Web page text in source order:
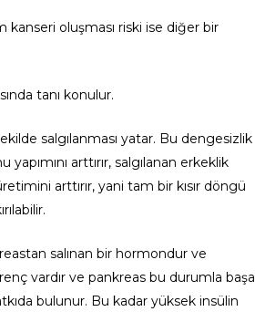
kanseri oluşması riski ise diğer bir
tanı konulur.
salgılanması yatar. Bu dengesizlik
arttırır, salgılanan erkeklik
arttırır, yani tam bir kısır döngü
salınan bir hormondur ve
vardır ve pankreas bu durumla başa
bulunur. Bu kadar yüksek insülin